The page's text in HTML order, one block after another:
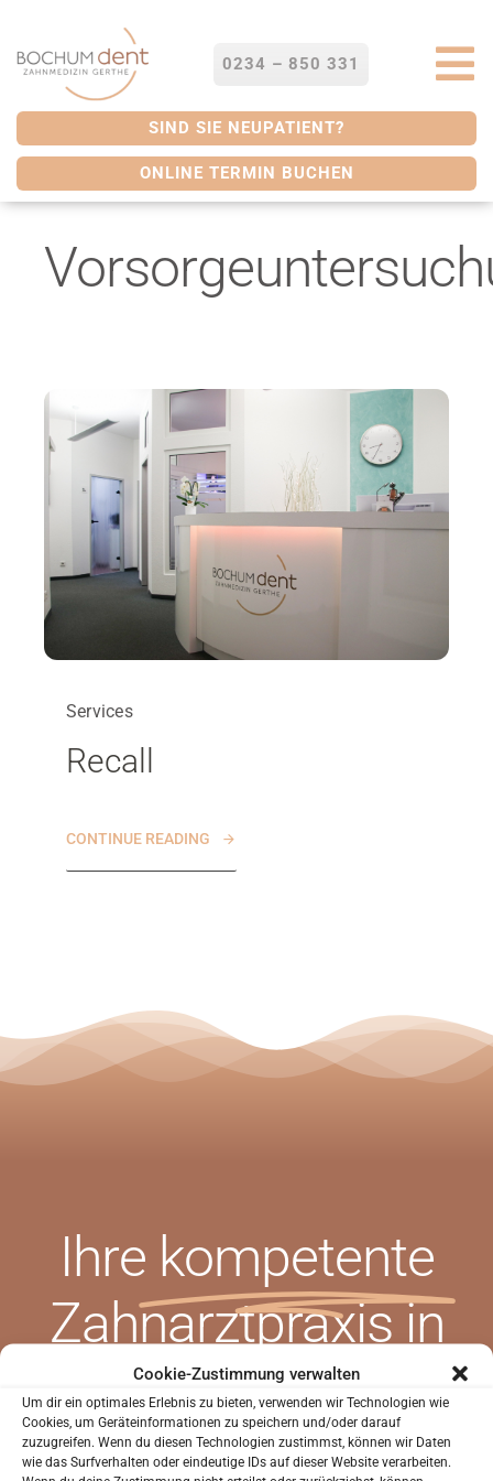
Cookie-Zustimmung verwalten
Um dir ein optimales Erlebnis zu bieten, verwenden wir Technologien wie
Cookies, um Geräteinformationen zu speichern und/oder darauf
zuzugreifen. Wenn du diesen Technologien zustimmst, können wir Daten
wie das Surfverhalten oder eindeutige IDs auf dieser Website verarbeiten.
springen
0234 – 850 331
STARTSEITE
LEISTUNGEN
SERVICES
KONTAKT
SIND SIE NEUPATIENT?
ONLINE TERMIN BUCHEN
Services
Recall
CONTINUE READING
Ihre kompetente
Zahnarztpraxis in
Bochum!
SIND SIE NEUPATIENT?
Sie können uns helfen Sie besser kennenzulernen
bevor Sie zu uns in die Praxis kommen.
Sie haben die Möglichkeit Ihren Anamnesebogen zu